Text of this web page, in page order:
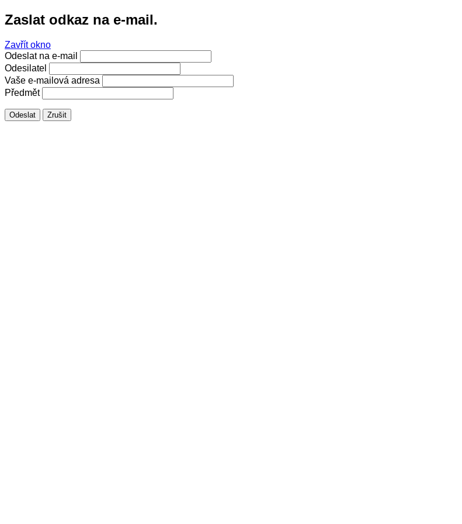
Zaslat odkaz na e-mail.
Zavřít okno
Odeslat na e-mail
Odesilatel
Vaše e-mailová adresa
Předmět
Odeslat Zrušit